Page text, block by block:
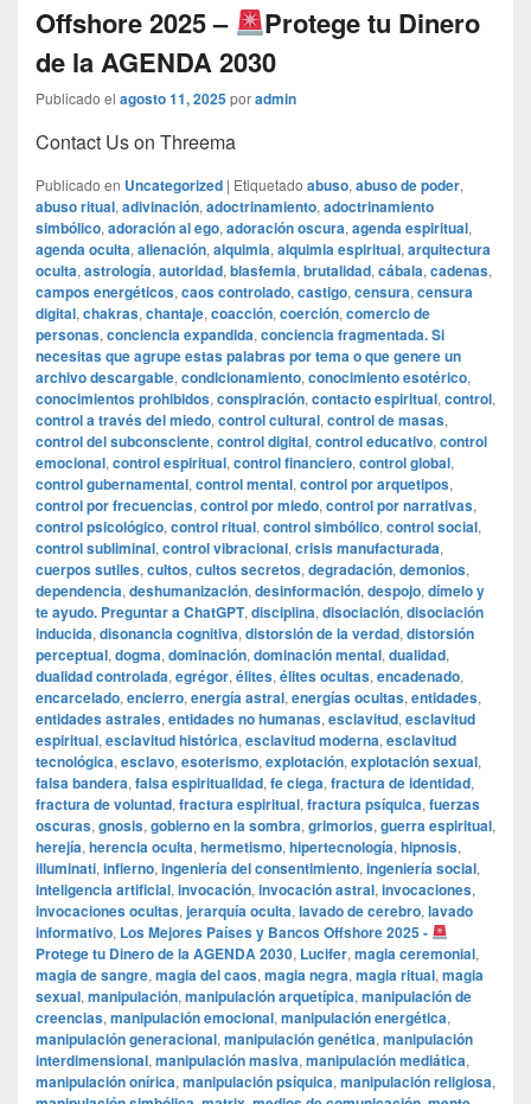
Offshore 2025 –
Protege tu Dinero
de la AGENDA 2030
Publicado el agosto 11, 2025poradmin
Contact Us on Threema
Publicado en Uncategorized | Etiquetado abuso, abuso de poder,
abuso ritual, adivinación, adoctrinamiento, adoctrinamiento
simbólico, adoración al ego, adoración oscura, agenda espiritual,
agenda oculta, alienación, alquimia, alquimia espiritual, arquitectura
oculta, astrología, autoridad, blasfemia, brutalidad, cábala, cadenas,
campos energéticos, caos controlado, castigo, censura, censura
digital, chakras, chantaje, coacción, coerción, comercio de
personas, conciencia expandida, conciencia fragmentada. Si
necesitas que agrupe estas palabras por tema o que genere un
archivo descargable, condicionamiento, conocimiento esotérico,
conocimientos prohibidos, conspiración, contacto espiritual, control,
control a través del miedo, control cultural, control de masas,
control del subconsciente, control digital, control educativo, control
emocional, control espiritual, control financiero, control global,
control gubernamental, control mental, control por arquetipos,
control por frecuencias, control por miedo, control por narrativas,
control psicológico, control ritual, control simbólico, control social,
control subliminal, control vibracional, crisis manufacturada,
cuerpos sutiles, cultos, cultos secretos, degradación, demonios,
dependencia, deshumanización, desinformación, despojo, dímelo y
te ayudo. Preguntar a ChatGPT, disciplina, disociación, disociación
inducida, disonancia cognitiva, distorsión de la verdad, distorsión
perceptual, dogma, dominación, dominación mental, dualidad,
dualidad controlada, egrégor, élites, élites ocultas, encadenado,
encarcelado, encierro, energía astral, energías ocultas, entidades,
entidades astrales, entidades no humanas, esclavitud, esclavitud
espiritual, esclavitud histórica, esclavitud moderna, esclavitud
tecnológica, esclavo, esoterismo, explotación, explotación sexual,
falsa bandera, falsa espiritualidad, fe ciega, fractura de identidad,
fractura de voluntad, fractura espiritual, fractura psíquica, fuerzas
oscuras, gnosis, gobierno en la sombra, grimorios, guerra espiritual,
herejía, herencia oculta, hermetismo, hipertecnología, hipnosis,
illuminati, infierno, ingeniería del consentimiento, ingeniería social,
inteligencia artificial, invocación, invocación astral, invocaciones,
invocaciones ocultas, jerarquía oculta, lavado de cerebro, lavado
informativo, Los Mejores Países y Bancos Offshore 2025 -
Protege tu Dinero de la AGENDA 2030, Lucifer, magia ceremonial,
magia de sangre, magia del caos, magia negra, magia ritual, magia
sexual, manipulación, manipulación arquetípica, manipulación de
creencias, manipulación emocional, manipulación energética,
manipulación generacional, manipulación genética, manipulación
interdimensional, manipulación masiva, manipulación mediática,
manipulación onírica, manipulación psíquica, manipulación religiosa,